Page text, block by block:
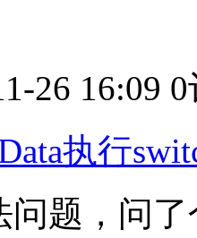
26 16:09
执行
问题，问